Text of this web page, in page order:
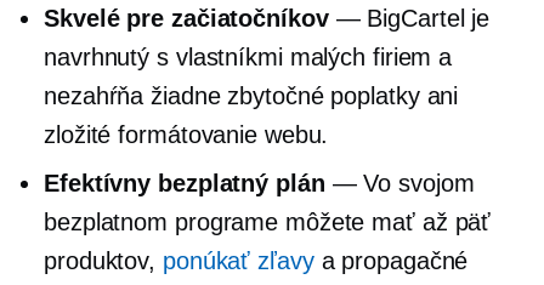
Skvelé pre začiatočníkov— BigCartel je
navrhnutý s vlastníkmi malých firiem a
nezahŕňa žiadne zbytočné poplatky ani
zložité formátovanie webu.
Efektívny bezplatný plán — Vo svojom
bezplatnom programe môžete mať až päť
produktov, ponúkať zľavya propagačné